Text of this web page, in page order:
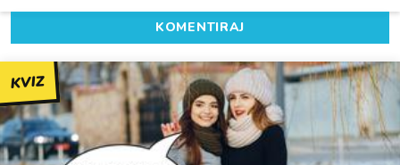
KOMENTIRAJ
KVIZ